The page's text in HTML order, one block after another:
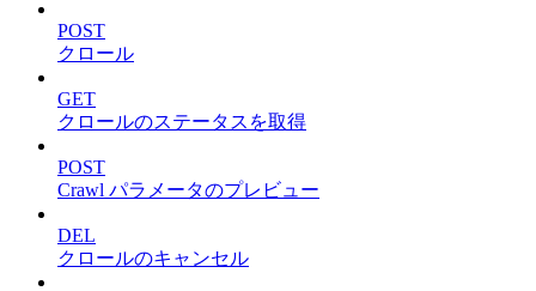
POST
クロール
GET
クロールのステータスを取得
POST
Crawl パラメータのプレビュー
DEL
クロールのキャンセル